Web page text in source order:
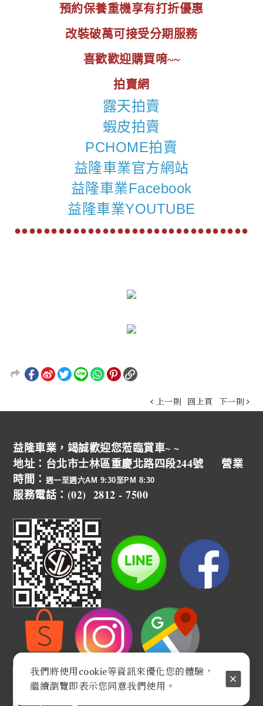
預約保養重機享有打折優惠
改裝破萬可接受分期服務
喜歡歡迎購買唷~~
拍賣網
露天拍賣
蝦皮拍賣
PCHOME拍賣
益隆車業官方網站
益隆車業Facebook
益隆車業YOUTUBE
●●●●●●●●●●●●●●●●●●●●●●●●●●●●●●●●
上一則 回上頁 下一則
益隆車業，竭誠歡迎您蒞臨賞車~ ~
地址：台北市士林區重慶北路四段244號 營業
時間： 週一至週六AM 9:30至PM 8:30
服務電話：(02) 2812 - 7500
我們將使用cookie等資訊來優化您的體驗，
繼續瀏覽即表示您同意我們使用。